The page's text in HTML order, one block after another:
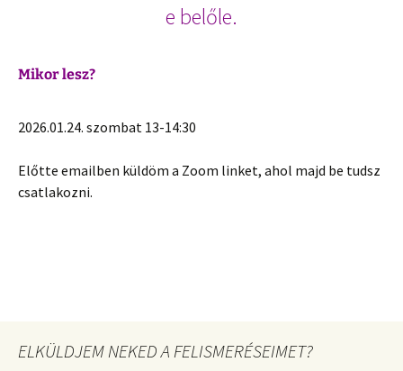
e belőle.
Mikor lesz?
2026.01.24. szombat 13-14:30
Előtte emailben küldöm a Zoom linket, ahol majd be tudsz
csatlakozni.
ELKÜLDJEM NEKED A FELISMERÉSEIMET?